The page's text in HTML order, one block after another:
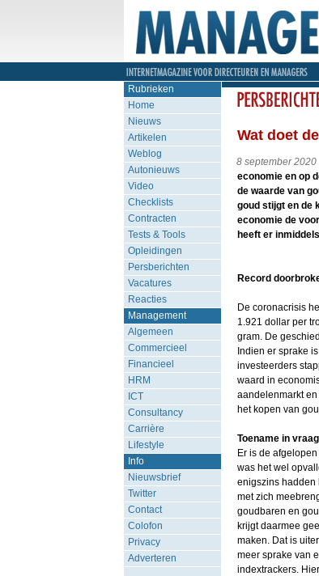
Rubrieken
Home
Nieuws
Artikelen
Weblog
Autonieuws
Video
Checklists
Contracten
Tests & Tools
Opleidingen
Persberichten
Vacatures
Reacties
Management
Algemeen
Commercieel
Financieel
HRM
ICT
Consultancy
Carrière
Lifestyle
Info
Nieuwsbrief
Twitter
Contact
Colofon
Privacy
Adverteren
Wat doet
8 september 2020
economie en op
de waarde van
goud stijgt en de
economie de
heeft er
Record
De coronacrisis
1.921 dollar per
gram. De
Indien er sprake
investeerders
waard in
aandelenmarkt
het kopen van
Toename in
Er is de
was het wel
enigszins hadden
met zich
goudbaren en
krijgt daarmee
maken. Dat is
meer sprake van
indextrackers.